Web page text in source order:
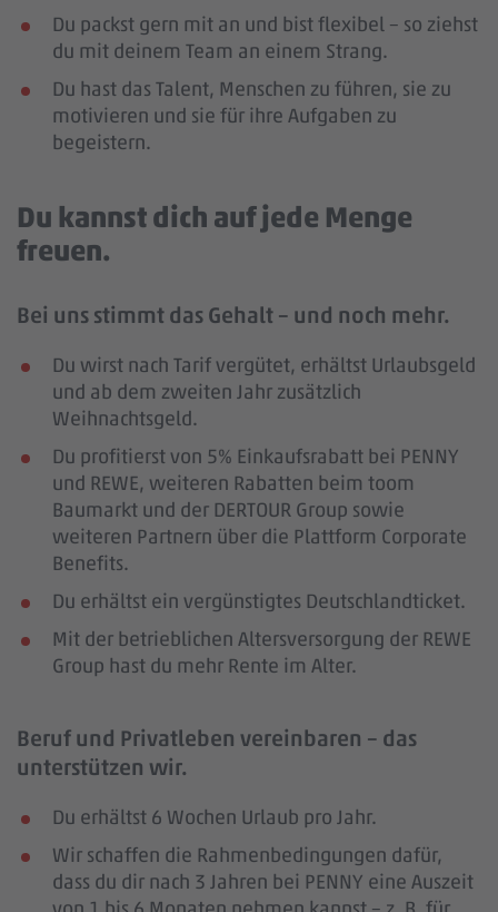
Du packst gern mit an und bist flexibel – so ziehst
du mit deinem Team an einem Strang.
Du hast das Talent, Menschen zu führen, sie zu
motivieren und sie für ihre Aufgaben zu
begeistern.
Du kannst dich auf jede Menge
freuen.
Bei uns stimmt das Gehalt – und noch mehr.
Du wirst nach Tarif vergütet, erhältst Urlaubsgeld
und ab dem zweiten Jahr zusätzlich
Weihnachtsgeld.
Du profitierst von 5% Einkaufsrabatt bei PENNY
und REWE, weiteren Rabatten beim toom
Baumarkt und der DERTOUR Group sowie
weiteren Partnern über die Plattform Corporate
Benefits.
Du erhältst ein vergünstigtes Deutschlandticket.
Mit der betrieblichen Altersversorgung der REWE
Group hast du mehr Rente im Alter.
Beruf und Privatleben vereinbaren – das
unterstützen wir.
Du erhältst 6 Wochen Urlaub pro Jahr.
Wir schaffen die Rahmenbedingungen dafür,
dass du dir nach 3 Jahren bei PENNY eine Auszeit